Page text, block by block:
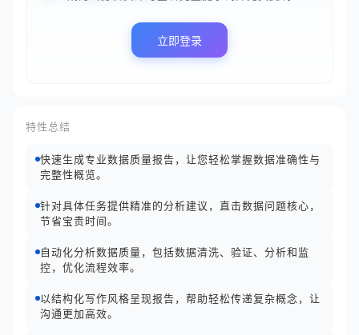
立即登录
特性总结
快速生成专业数据质量报告，让您轻松掌握数据准确性与
完整性概览。
针对具体任务提供精准的分析建议，直击数据问题核心，
节省宝贵时间。
自动化分析数据质量，包括数据清洗、验证、分析和监
控，优化流程效率。
以结构化写作风格呈现报告，帮助轻松传递复杂概念，让
沟通更加高效。